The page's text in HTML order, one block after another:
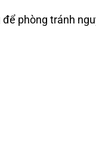
phòng tránh